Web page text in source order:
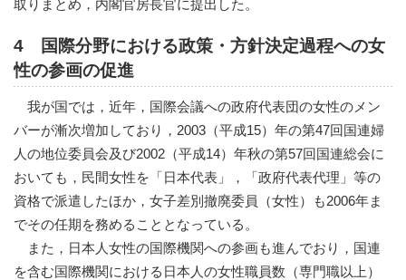
取りまとめ，内閣官房長官に提出した。
4 国際分野における政策・方針決定過程への女
性の参画の促進
我が国では，近年，国際会議への政府代表団の女性のメン
バーが漸次増加しており，2003（平成15）年の第47回国連婦
人の地位委員会及び2002（平成14）年秋の第57回国連総会に
おいても，民間女性を「日本代表」，「政府代表代理」等の
資格で派遣したほか，女子差別撤廃委員（女性）も2006年ま
でその任期を務めることとなっている。
また，日本人女性の国際機関への参画も進んでおり，国連
を含む国際機関における日本人の女性職員数（専門職以上）